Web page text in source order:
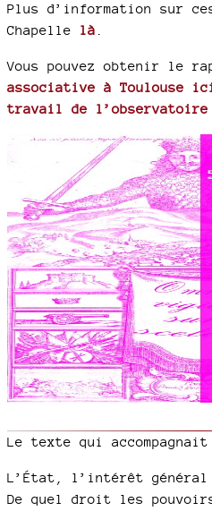
Plus d’information sur
Chapelle là
Vous pouvez obtenir le
associative à Toulouse
travail de
Le texte qui accompagnait
L’État, l’intérêt général
De quel droit les